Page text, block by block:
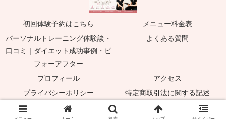
初回体験予約はこちら
メニュー料金表
パーソナルトレーニング体験談・
口コミ｜ダイエット成功事例・ビ
フォーアフター
よくある質問
プロフィール
アクセス
プライバシーポリシー
特定商取引法に関する記述
© 2014 足利市パーソナルジム小泉智明.